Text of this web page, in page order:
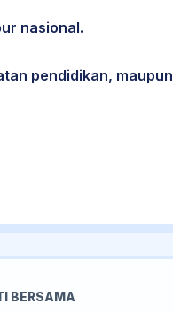
nasional.
pendidikan, maupun
BERSAMA